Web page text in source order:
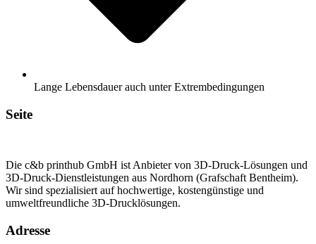
Lange Lebensdauer auch unter Extrembedingungen
Seite
Die c&b printhub GmbH ist Anbieter von 3D-Druck-Lösungen und
3D-Druck-Dienstleistungen aus Nordhorn (Grafschaft Bentheim).
Wir sind spezialisiert auf hochwertige, kostengünstige und
umweltfreundliche 3D-Drucklösungen.
Adresse